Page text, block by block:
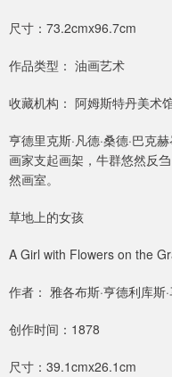
尺寸：73.2cmx96.7cm
作品类型： 油画艺术
收藏机构： 阿姆斯特丹美术
亨德里克斯·凡德·桑德·巴克
画家支起画架，牛群悠然反
然画室。
草地上的女孩
A Girl with Flowers on the
作者： 雅各布斯·亨德利库斯
创作时间：1878
尺寸：39.1cmx26.1cm